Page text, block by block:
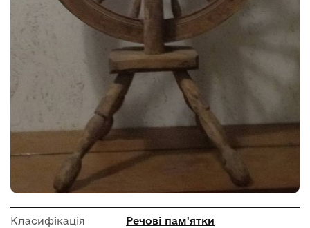
Класифікація Речові пам'ятки